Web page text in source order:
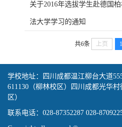
关于2016年选拔学生赴德国
法大学学习的通知
共6条 上页 1
学校地址：四川成都温江柳台大道
611130（柳林校区）四川成都光华
区）
联系电话：028-87352287 028-